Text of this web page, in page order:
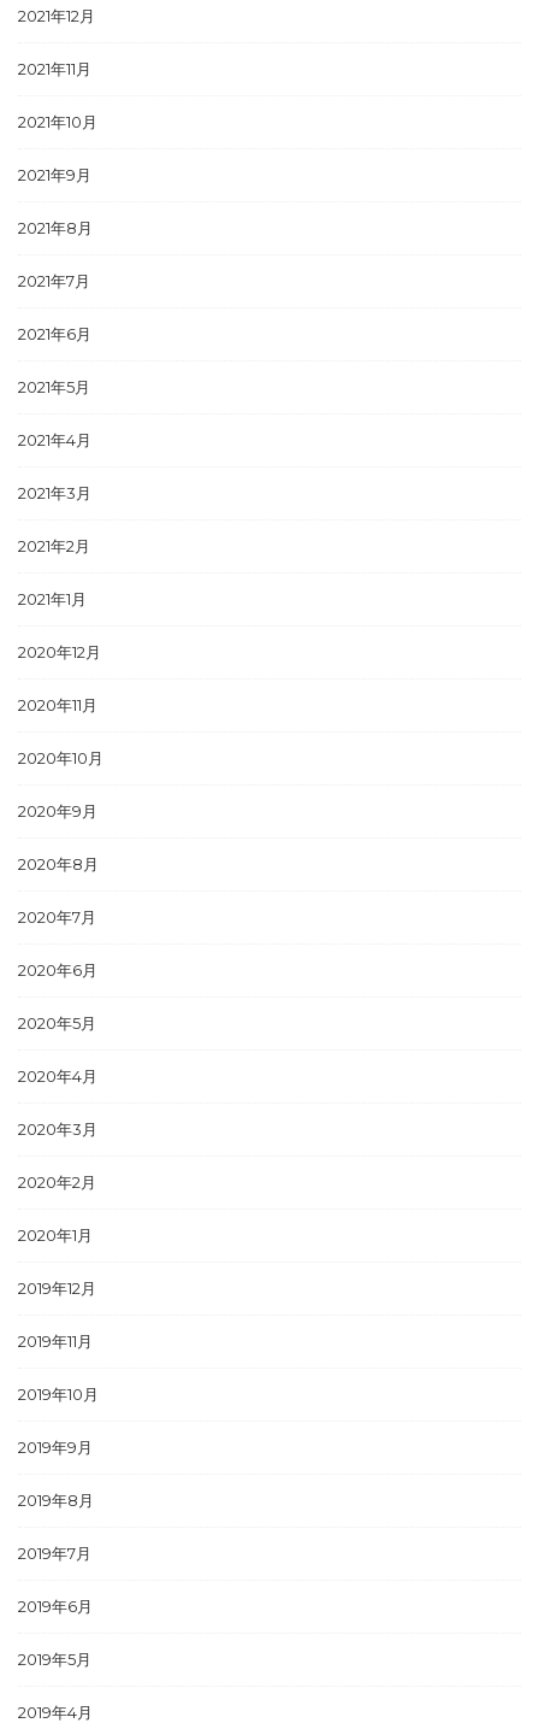
2021年12月
2021年11月
2021年10月
2021年9月
2021年8月
2021年7月
2021年6月
2021年5月
2021年4月
2021年3月
2021年2月
2021年1月
2020年12月
2020年11月
2020年10月
2020年9月
2020年8月
2020年7月
2020年6月
2020年5月
2020年4月
2020年3月
2020年2月
2020年1月
2019年12月
2019年11月
2019年10月
2019年9月
2019年8月
2019年7月
2019年6月
2019年5月
2019年4月